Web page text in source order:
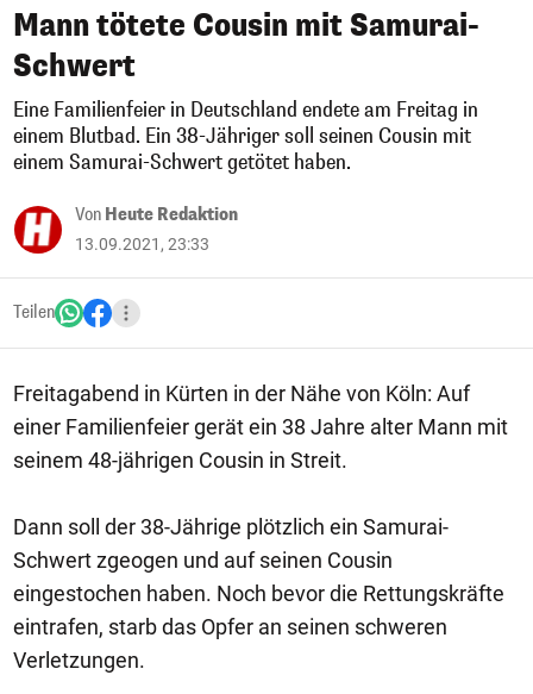
Mann tötete Cousin mit Samurai-
Schwert
Eine Familienfeier in Deutschland endete am Freitag in
einem Blutbad. Ein 38-Jähriger soll seinen Cousin mit
einem Samurai-Schwert getötet haben.
Von Heute Redaktion
13.09.2021, 23:33
Teilen
Freitagabend in Kürten in der Nähe von Köln: Auf
einer Familienfeier gerät ein 38 Jahre alter Mann mit
seinem 48-jährigen Cousin in Streit.
Dann soll der 38-Jährige plötzlich ein Samurai-
Schwert zgeogen und auf seinen Cousin
eingestochen haben. Noch bevor die Rettungskräfte
eintrafen, starb das Opfer an seinen schweren
Verletzungen.